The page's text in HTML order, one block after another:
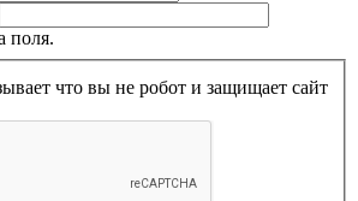
поля.
что вы не робот и защищает сайт